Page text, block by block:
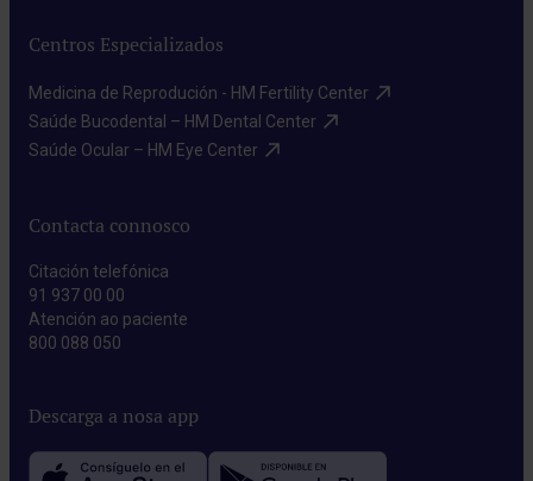
Centros Especializados
Medicina de Reprodución - HM Fertility Center​
Saúde Bucodental – HM Dental Center​
Saúde Ocular – HM Eye Center​
Contacta connosco
Citación telefónica
91 937 00 00
Atención ao paciente
800 088 050
Descarga a nosa app